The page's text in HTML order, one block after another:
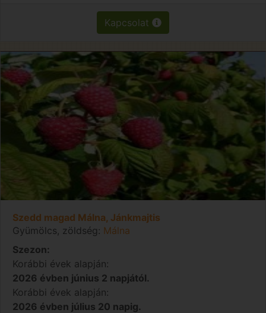
Kapcsolat
Szedd magad Málna, Jánkmajtis
Gyümölcs, zöldség: Málna
Szezon:
Korábbi évek alapján:
2026 évben június 2 napjától.
Korábbi évek alapján:
2026 évben július 20 napig.